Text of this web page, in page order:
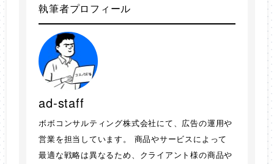
執筆者プロフィール
ad-staff
ボボコンサルティング株式会社にて、広告の運用や
営業を担当しています。 商品やサービスによって
最適な戦略は異なるため、クライアント様の商品や